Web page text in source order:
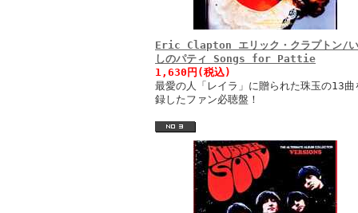
Eric Clapton エリック・クラプトン/い
しのパティ Songs for Pattie
1,630円(税込)
最愛の人「レイラ」に贈られた珠玉の13曲
録したファン必聴盤！